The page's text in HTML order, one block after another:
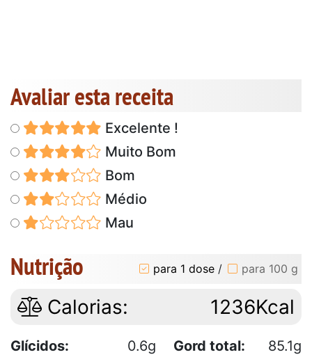
Avaliar esta receita
Excelente !
Muito Bom
Bom
Médio
Mau
Nutrição para 1 dose / para 100 g
Calorias: 1236Kcal
Glícidos: 0.6g Gord total:
85.1g